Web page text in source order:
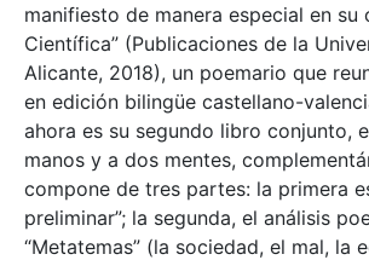
manifiesto de manera especial en su
Científica” (Publicaciones de la
Alicante, 2018), un poemario que
en edición bilingüe castellano-
ahora es su segundo libro conjunto,
manos y a dos mentes,
compone de tres partes: la primera
preliminar”; la segunda, el análisis
“Metatemas” (la sociedad, el mal, la